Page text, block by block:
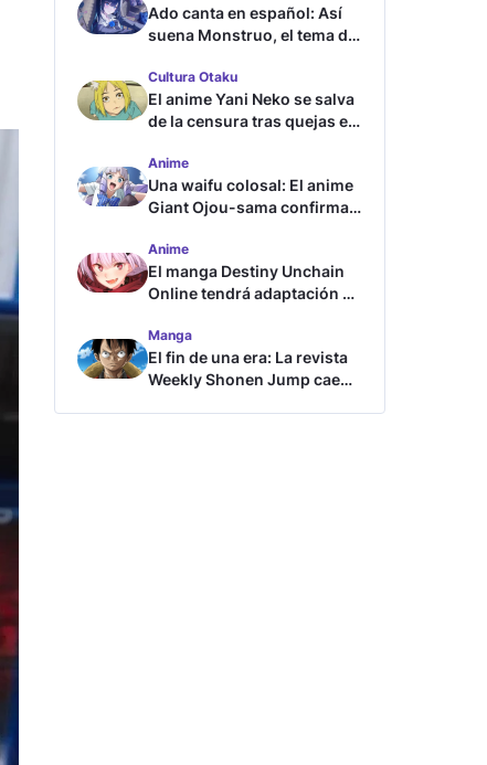
Ado canta en español: Así
suena Monstruo, el tema de
Cultura Otaku
El anime Yani Neko se salva
de la censura tras quejas en
Anime
Una waifu colosal: El anime
Giant Ojou-sama confirma
Anime
El manga Destiny Unchain
Online tendrá adaptación al
Manga
El fin de una era: La revista
Weekly Shonen Jump cae